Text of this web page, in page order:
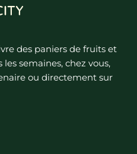
des paniers de fruits et
semaines, chez vous,
ou directement sur